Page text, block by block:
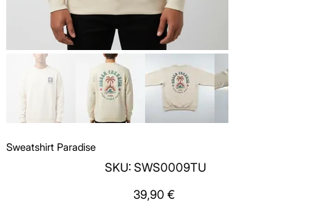
Sweatshirt Paradise
SKU: SKU
SWS0009TU
SWS0009TU
Price
39,90 €